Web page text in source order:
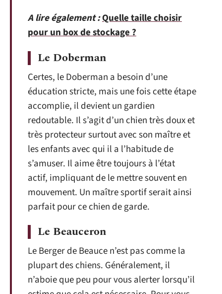
A lire également :Quelle taille choisir
pour un box de stockage ?
Le Doberman
Certes, le Doberman a besoin d’une
éducation stricte, mais une fois cette étape
accomplie, il devient un gardien
redoutable. Il s’agit d’un chien très doux et
très protecteur surtout avec son maître et
les enfants avec qui il a l’habitude de
s’amuser. Il aime être toujours à l’état
actif, impliquant de le mettre souvent en
mouvement. Un maître sportif serait ainsi
parfait pour ce chien de garde.
Le Beauceron
Le Berger de Beauce n’est pas comme la
plupart des chiens. Généralement, il
n’aboie que peu pour vous alerter lorsqu’il